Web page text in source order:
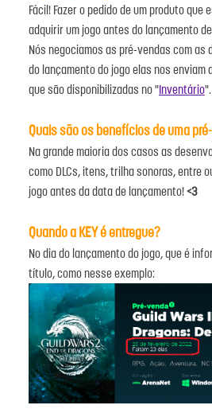
Fácil! Fazer o pedido de um produto que
adquirir um jogo antes do lançamento
Nós negociamos as pré-vendas com as
do lançamento do jogo elas nos enviam
que são disponibilizadas no "Inventário".
Quais são os benefícios de uma
Na grande maioria dos casos as
como DLCs, itens, trilha sonoras, entre
jogo antes da data de lançamento!<3
Quando a KEY é entregue?
No dia do lançamento do jogo, que é
título, como nesse exemplo: